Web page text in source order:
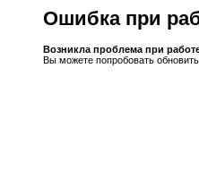
Ошибка при
Возникла проблема при
Вы можете попробовать